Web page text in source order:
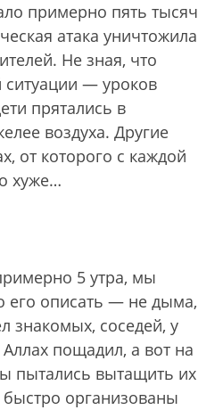
примерно пять тысяч
атака уничтожила
Не зная, что
ситуации — уроков
прятались в
воздуха. Другие
от которого с каждой
хуже…
5 утра, мы
его описать — не дыма,
знакомых, соседей, у
пощадил, а вот на
пытались вытащить их
организованы